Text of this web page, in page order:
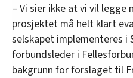
– Vi sier ikke at vi vil legge
prosjektet må helt klart
selskapet implementeres
forbundsleder i
bakgrunn for forslaget til